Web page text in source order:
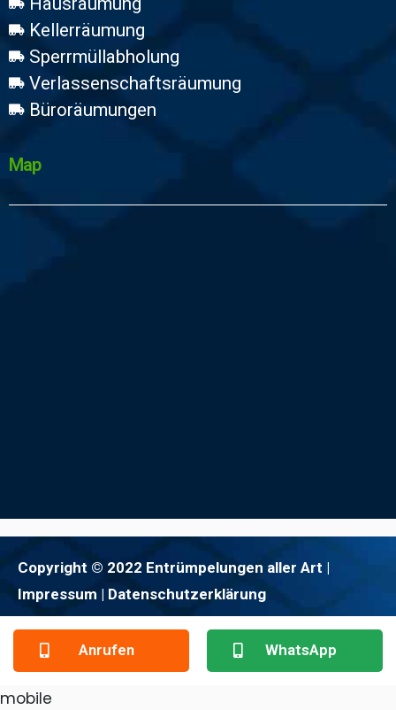
Kellerräumung
Sperrmüllabholung
Verlassenschaftsräumung
Büroräumungen
Map
Copyright © 2022 Entrümpelungen aller Art |
Impressum | Datenschutzerklärung
Anrufen WhatsApp